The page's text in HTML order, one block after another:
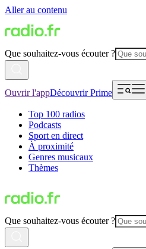
Aller au contenu
Que souhaitez-vous écouter ?
Ouvrir l'appDécouvrir Prime
Top 100 radios
Podcasts
Sport en direct
À proximité
Genres musicaux
Thèmes
Que souhaitez-vous écouter ?